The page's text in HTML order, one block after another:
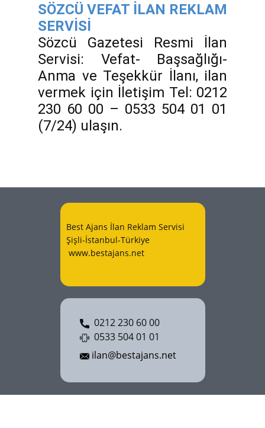
SÖZCÜ VEFAT İLAN REKLAM
SERVİSİ
Sözcü Gazetesi Resmi İlan
Servisi: Vefat- Başsağlığı-
Anma ve Teşekkür İlanı, ilan
vermek için İletişim Tel: 0212
230 60 00 – 0533 504 01 01
(7/24) ulaşın.
Best Ajans İlan Reklam Servisi
Şişli-İstanbul-Türkiye
www.bestajans.net
0212 230 60 00
0533 504 01 01
ilan@bestajans.net